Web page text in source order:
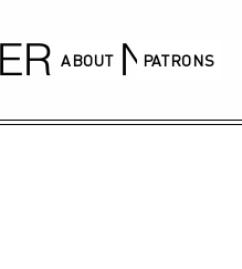
ABOUT PATRONS